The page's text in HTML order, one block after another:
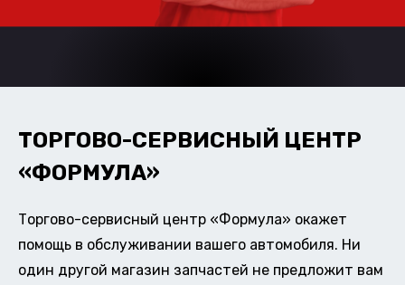
ТОРГОВО-СЕРВИСНЫЙ ЦЕНТР
«ФОРМУЛА»
Торгово-сервисный центр «Формула» окажет
помощь в обслуживании вашего автомобиля. Ни
один другой магазин запчастей не предложит вам